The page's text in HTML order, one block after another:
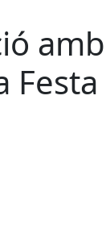
amb
Festa